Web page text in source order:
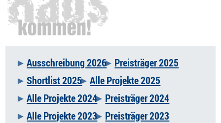
Navigation
überspringen
Ausschreibung 2026
Preisträger 2025
Shortlist 2025 Alle Projekte 2025
Alle Projekte 2024
Preisträger 2024
Alle Projekte 2023
Preisträger 2023